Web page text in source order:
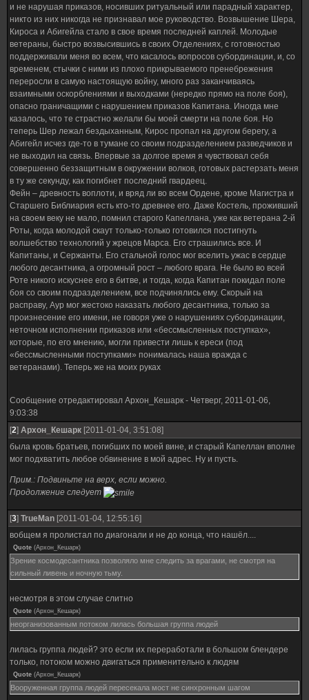
и не нарушая приказов, носивших ритуальный или парадный характер,
никто из них никогда не признавал мое руководство. Возвышение Шера,
Кироса и Абигейла стало в свое время последней каплей. Молодые
ветераны, быстро возвысившись в своих Отделениях, с готовностью
поддерживали меня во всем, что касалось вопросов субординации, и, со
временем, стычки с ними из плохо прикрываемого пренебрежения
переросли в самую настоящую войну, много раз заканчиваясь
взаимными оскорблениями и выходками (нередко прямо на поле боя),
опасно граничащими с нарушением приказов Капитана. Иногда мне
казалось, что те страстно желали бы моей смерти на поле боя. Но
теперь Шер лежал бездыханным, Кирос пропал на другом берегу, а
Абигейл исчез где-то в тумане со своим подразделением разведчиков и
не выходил на связь. Впервые за долгое время я чувствовал себя
совершенно беззащитным в окружении волков, готовых растерзать меня
в ту же секунду, как погибнет последний гвардеец.
Фейн – древность воплоти, и вряд ли во всем Ордене, кроме Магистра и
Старшего Библиария есть кто-то древнее его. Даже Костель, проживший
на своем веку не мало, помнил старого Капеллана, уже как ветерана 2-й
Роты, когда молодой скаут только-только готовился постигнуть
волшебство технологий у жрецов Марса. Его страшились все. И
Капитаны, и Сержанты. Его стальной голос мог вселить ужас в сердце
любого десантника, а огромный рост – любого врага. Не было во всей
Роте никого искуснее его в битве, и тогда, когда Капитан покидал поле
боя со своим подразделением, все подчинялись ему. Скорый на
расправу, Аур мог жестоко наказать любого десантника, только за
произнесение его имени, не говоря уже о нарушениях субординации,
неточном исполнении приказов или «бессмысленных поступках»,
которые, по его мнению, могли привести лишь к ереси (под
«бессмысленными поступками» понималась наша вражда с
ветеранами). Теперь же на моих руках
Сообщение отредактировал Архон_Кешарк - Четверг, 2011-01-06,
9:03:38
[2] Архон_Кешарк [2011-01-04, 3:51:08]
была кровь братьев, погибших по моей вине, и старый Капеллан вполне
мог подхватить любое обвинение в мой адрес. Ну и пусть.
Прим.: Подвиньте на верх, если можно.
Продолжение следует
[3] TrueMan [2011-01-04, 12:55:16]
вобщем я пролистал по диагонали и не до конца, что нашёл....
Quote (Архон_Кешарк)
Зрение космодесантника позволяло мне следить за врагами, не смотря на
сильный ливень и ночную тьму.
несмотря в этом случае слитно
Quote (Архон_Кешарк)
неорганизованным потоком лилась большая группа людей
лилась группа людей? это если их переработали в большом блендере
только, потоком можно двигаться применительно к людям
Quote (Архон_Кешарк)
Вооруженная группа людей пересекала мост не синхронным шагом